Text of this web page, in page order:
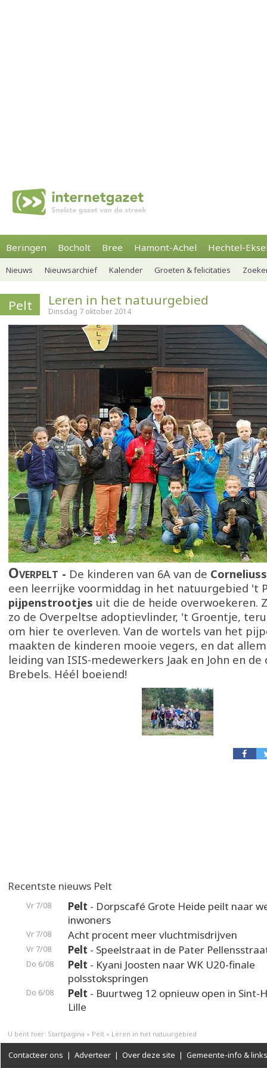
Beringen Bocholt Bree Hamont-Achel Hechtel-
Nieuws Nieuwsarchief Kalender Groeten & felicitaties
Pelt Leren in het natuurgebied
Dinsdag 7 oktober 2014
Overpelt De kinderen van 6A van de
een leerrijke voormiddag in het natuurgebied 't
pijpenstrootjes uit die de heide overwoekeren.
zo de Overpeltse adoptievlinder, 't Groentje,
om hier te overleven. Van de wortels van het
maakten de kinderen mooie vegers, en dat
leiding van ISIS-medewerkers Jaak en John en de
Brebels. Héél boeiend!
Recentste nieuws Pelt
Vr 7/08 Pelt - Dorpscafé Grote Heide peilt naar
inwoners
Vr 7/08 Acht procent meer vluchtmisdrijven
Vr 7/08 Pelt - Speelstraat in de Pater
Do 6/08 Pelt - Kyani Joosten naar WK U20-finale
polsstokspringen
Do 6/08 Pelt - Buurtweg 12 opnieuw open in Sint-
Lille
U bent hier: Startpagina » Pelt » Leren in het natuurgebied
Contacteer ons | Adverteer | Over deze site | Gemeente-info & links